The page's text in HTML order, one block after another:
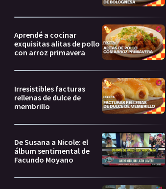
Aprendé a cocinar
exquisitas alitas de pollo
con arroz primavera
Irresistibles facturas
rellenas de dulce de
membrillo
De Susana a Nicole: el
álbum sentimental de
Facundo Moyano